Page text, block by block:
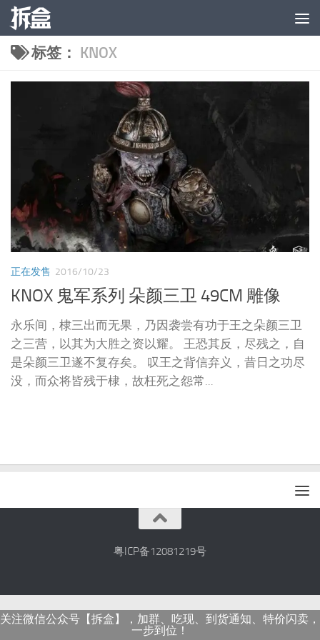
跳至内容
标签： KNOX
正在发售 2016/10/23
KNOX 鬼军系列 朵颜三卫 49CM 雕像
永乐间，棣三出而无果，乃因袭尝有功于王之朵颜三卫
之三营，以其为大胜之资以耀。 王恐其反，尽残之，自
是朵颜三卫遂不复存矣。 叹王之背信弃义，昔日之功尽
没，而众将皆残于棣，故枉死之怨常...
粤ICP备12081219号
关注微信公众号【拆盒】，加群、吃现、到货通知、特价闪卖，
一步到位！